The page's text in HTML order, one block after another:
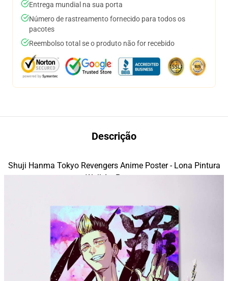
Entrega mundial na sua porta
Número de rastreamento fornecido para todos os
pacotes
Reembolso total se o produto não for recebido
Descrição
modname=house&peak=30
Shuji Hanma Tokyo Revengers Anime Poster - Lona Pintura
Wall Art Posters